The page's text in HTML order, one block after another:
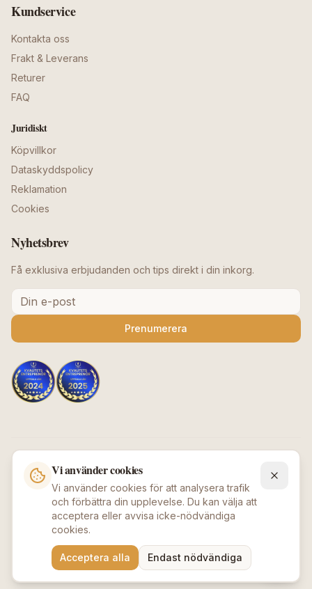
Vi använder cookies
Vi använder cookies för att analysera trafik
och förbättra din upplevelse. Du kan välja att
acceptera eller avvisa icke-nödvändiga
cookies.
Acceptera alla Endast nödvändiga
Kundservice
Kontakta oss
Frakt & Leverans
Returer
FAQ
Juridiskt
Köpvillkor
Dataskyddspolicy
Reklamation
Cookies
Nyhetsbrev
Få exklusiva erbjudanden och tips direkt i din inkorg.
Prenumerera
Säkra betalningar
2026 Beauty Deluxe / Afroshopen.Alla rättigheter
förbehållna.